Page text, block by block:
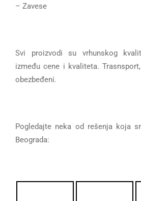
– Zavese
Svi proizvodi su vrhunskog
između cene i kvaliteta.
obezbeđeni.
Pogledajte neka od rešenja koja
Beograda: